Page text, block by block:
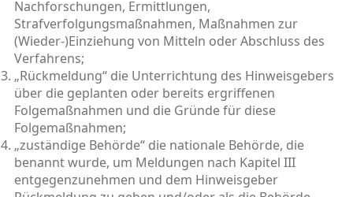
Nachforschungen, Ermittlungen,
Strafverfolgungsmaßnahmen, Maßnahmen zur
(Wieder-)Einziehung von Mitteln oder Abschluss des
Verfahrens;
„Rückmeldung“ die Unterrichtung des Hinweisgebers
über die geplanten oder bereits ergriffenen
Folgemaßnahmen und die Gründe für diese
Folgemaßnahmen;
„zuständige Behörde“ die nationale Behörde, die
benannt wurde, um Meldungen nach Kapitel III
entgegenzunehmen und dem Hinweisgeber